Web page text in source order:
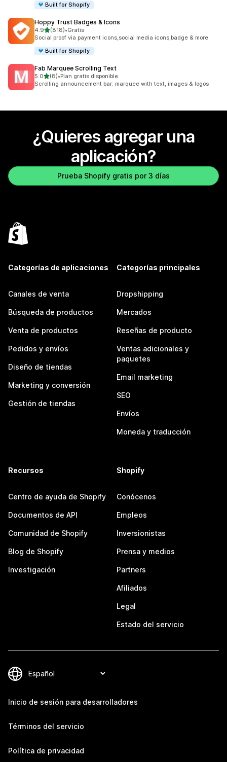
Built for Shopify
Hoppy Trust Badges & Icons
4.9de 5 estrellas
(818)
818 reseñas en total
•Gratis
Social proof via payment icons,social media icons,badge & more
Built for Shopify
Fab Marquee Scrolling Text
5.0de 5 estrellas
(8)
8 reseñas en total
•Plan gratis disponible
Scrolling announcement bar: marquee with text, images & logos
¿Quieres agregar una
aplicación?
Prueba Shopify gratis por 3 días
Categorías de aplicaciones
Canales de venta
Búsqueda de productos
Venta de productos
Pedidos y envíos
Diseño de tiendas
Marketing y conversión
Gestión de tiendas
Categorías principales
Dropshipping
Mercados
Reseñas de producto
Ventas adicionales y
paquetes
Email marketing
SEO
Envíos
Moneda y traducción
Recursos
Centro de ayuda de Shopify
Documentos de API
Comunidad de Shopify
Blog de Shopify
Investigación
Shopify
Conócenos
Empleos
Inversionistas
Prensa y medios
Partners
Afiliados
Legal
Estado del servicio
Inicio de sesión para desarrolladores
Términos del servicio
Política de privacidad